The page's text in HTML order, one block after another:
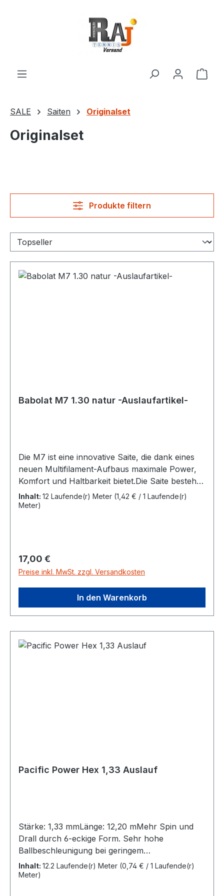
SALE Saiten Originalset
Originalset
Produkte filtern
Babolat M7 1.30 natur -Auslaufartikel-
Die M7 ist eine innovative Saite, die dank eines
neuen Multifilament-Aufbaus maximale Power,
Komfort und Haltbarkeit bietet.Die Saite besteht
aus 7 Monofil-Fasern aus 100% Polyamid und
einer neuartigen PA+PU-Matrix für eine längere
Inhalt: 12 Laufende(r) Meter (1,42 € / 1 Laufende(r)
Meter)
Regulärer Preis:
17,00 €
Preise inkl. MwSt. zzgl. Versandkosten
In den Warenkorb
Pacific Power Hex 1,33 Auslauf
Stärke: 1,33 mmLänge: 12,20 mMehr Spin und
Drall durch 6-eckige Form. Sehr hohe
Ballbeschleunigung bei geringem
Spannungsverlust.Farbe: natur
Inhalt: 12.2 Laufende(r) Meter (0,74 € / 1 Laufende(r)
Meter)